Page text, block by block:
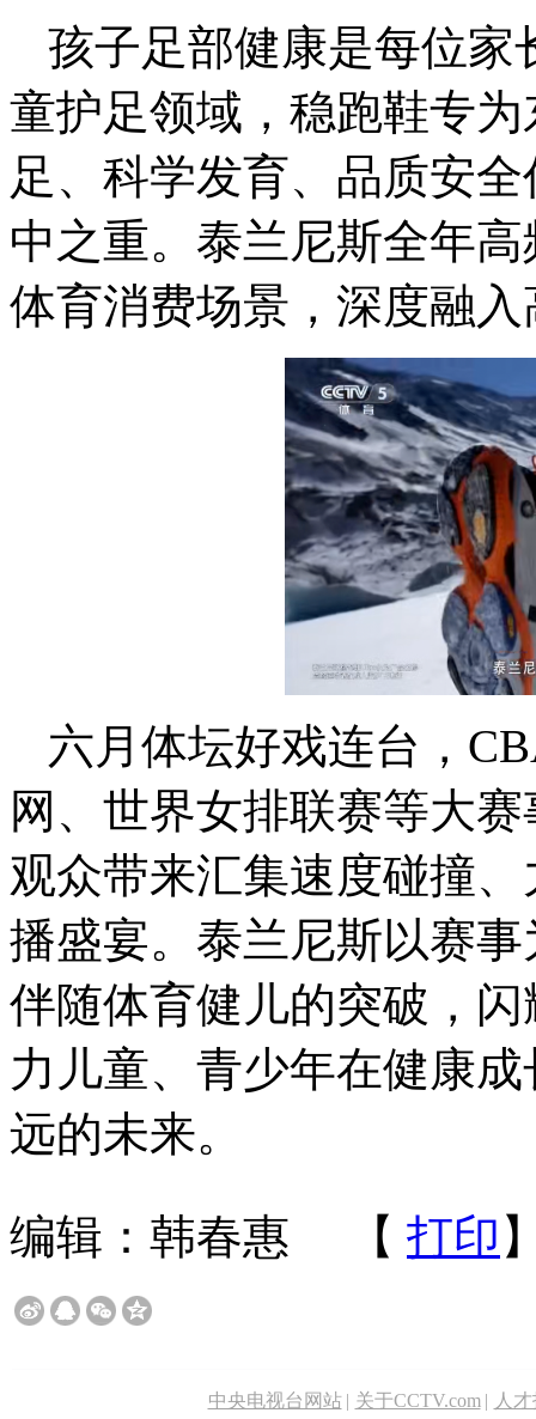
孩子足部健康是每位家
童护足领域，稳跑鞋专
足、科学发育、品质安
中之重。泰兰尼斯全年
体育消费场景，深度融
六月体坛好戏连台，
网、世界女排联赛等大
观众带来汇集速度碰撞
播盛宴。泰兰尼斯以赛
伴随体育健儿的突破，
力儿童、青少年在健康
远的未来。
编辑：韩春惠
【 打印
中央电视台网站 | 关于CCTV.com | 人